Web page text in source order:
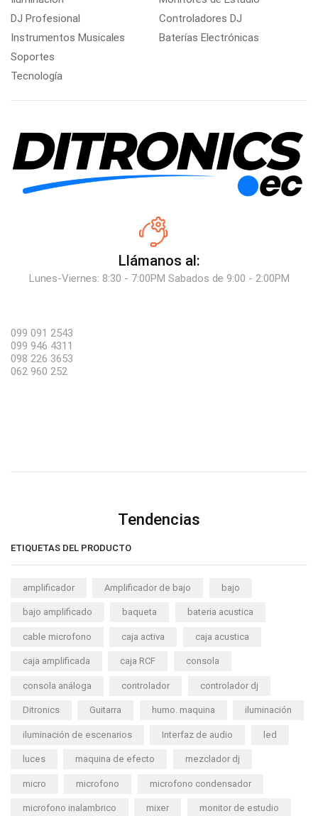
DJ Profesional
Instrumentos Musicales
Soportes
Tecnología
Controladores DJ
Baterías Electrónicas
Llámanos al:
Lunes-Viernes: 8:30 - 7:00PM Sabados de 9:00 - 2:00PM
099 091 2543
099 946 4311
098 226 3653
062 960 252
Tendencias
ETIQUETAS DEL PRODUCTO
amplificador Amplificador de bajo bajo
bajo amplificado baqueta bateria acustica
cable microfono caja activa caja acustica
caja amplificada caja RCF consola
consola análoga controlador controlador dj
Ditronics Guitarra humo. maquina iluminación
iluminación de escenarios Interfaz de audio led
luces maquina de efecto mezclador dj
micro microfono microfono condensador
microfono inalambrico mixer monitor de estudio